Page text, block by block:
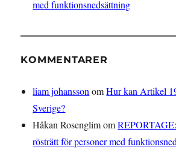
med funktionsnedsättning
KOMMENTARER
liam johansson omHur kan Artikel
Sverige?
Håkan Rosenglimom
rösträtt för personer med